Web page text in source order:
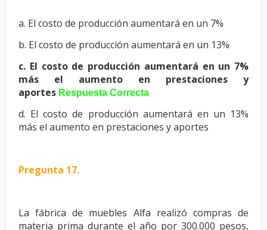
a. El costo de producción aumentará en un 7%
b. El costo de producción aumentará en un 13%
c. El costo de producción aumentará en un 7%
más el aumento en prestaciones y
aportes Respuesta Correcta
d. El costo de producción aumentará en un 13%
más el aumento en prestaciones y aportes
Pregunta 17.
La fábrica de muebles Alfa realizó compras de
materia prima durante el año por 300.000 pesos,